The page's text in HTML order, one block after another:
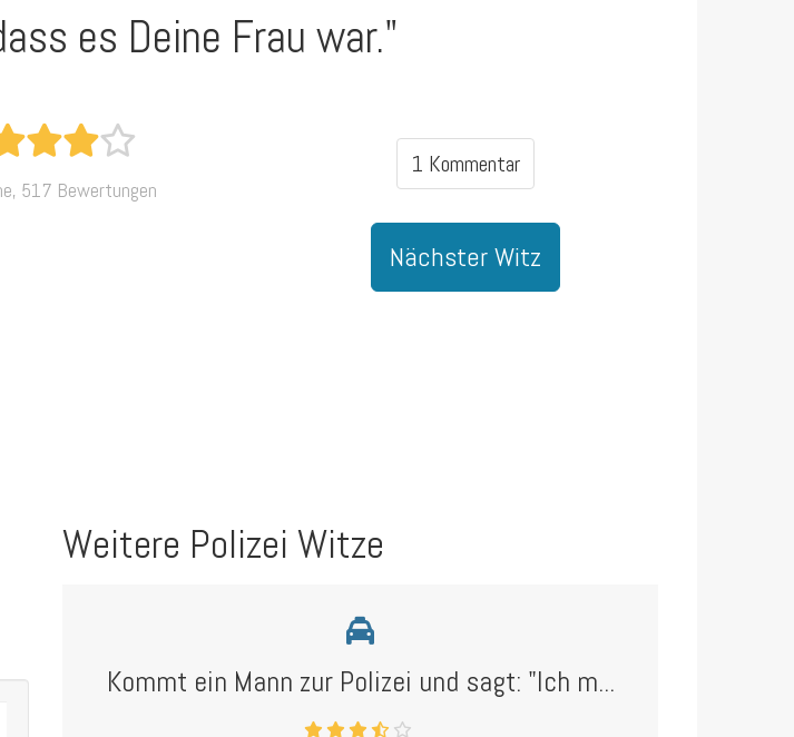
es Deine Frau war."
517 Bewertungen
1 Kommentar
Nächster Witz
Weitere Polizei Witze
Kommt ein Mann zur Polizei und sagt: "Ich m...